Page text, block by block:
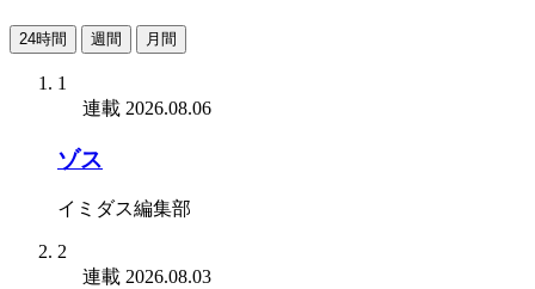
24時間 週間 月間
1
連載 2026.08.06
ゾス
イミダス編集部
2
連載 2026.08.03